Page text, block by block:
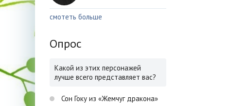
смотеть больше
Опрос
Какой из этих персонажей
лучше всего представляет вас?
Сон Гоку из «Жемчуг дракона»